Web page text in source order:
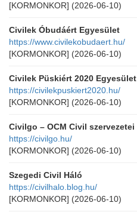
[KORMONKOR] (2026-06-10)
Civilek Óbudáért Egyesület
https://www.civilekobudaert.hu/
[KORMONKOR] (2026-06-10)
Civilek Püskiért 2020 Egyesület
https://civilekpuskiert2020.hu/
[KORMONKOR] (2026-06-10)
Civilgo – OCM Civil szervezetei
https://civilgo.hu/
[KORMONKOR] (2026-06-10)
Szegedi Civil Háló
https://civilhalo.blog.hu/
[KORMONKOR] (2026-06-10)